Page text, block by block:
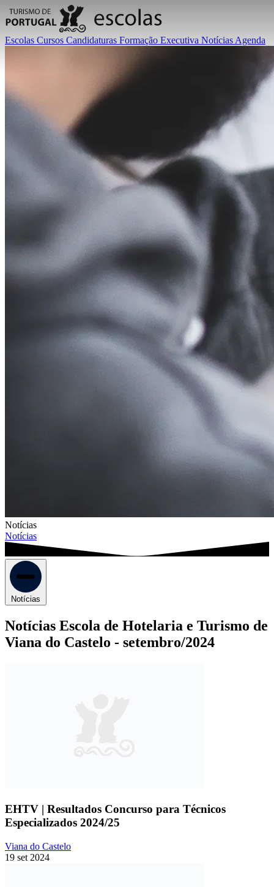
Escolas Cursos Candidaturas Formação Executiva Notícias Agenda
Notícias
Notícias
Notícias
Notícias Escola de Hotelaria e Turismo de
Viana do Castelo - setembro/2024
EHTV | Resultados Concurso para Técnicos
Especializados 2024/25
Viana do Castelo
19 set 2024